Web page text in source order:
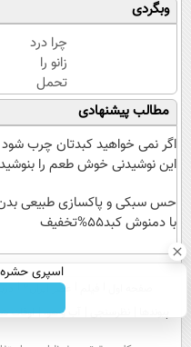
انواع
عنکبوت
وبگردی
چرا درد
زانو را
تحمل
می‌کنی؟
خیلی
ساده
درمنزل
کن
مطالب پیشنهادی
اگر نمی خواهید کبدتان چرب شود
این نوشیدنی خوش طعم را بنوشید
حس سبکی و پاکسازی طبیعی
با دمنوش کبد55%تخفیف
اسپری
عصر ایران۲
آب و هوا اوقات